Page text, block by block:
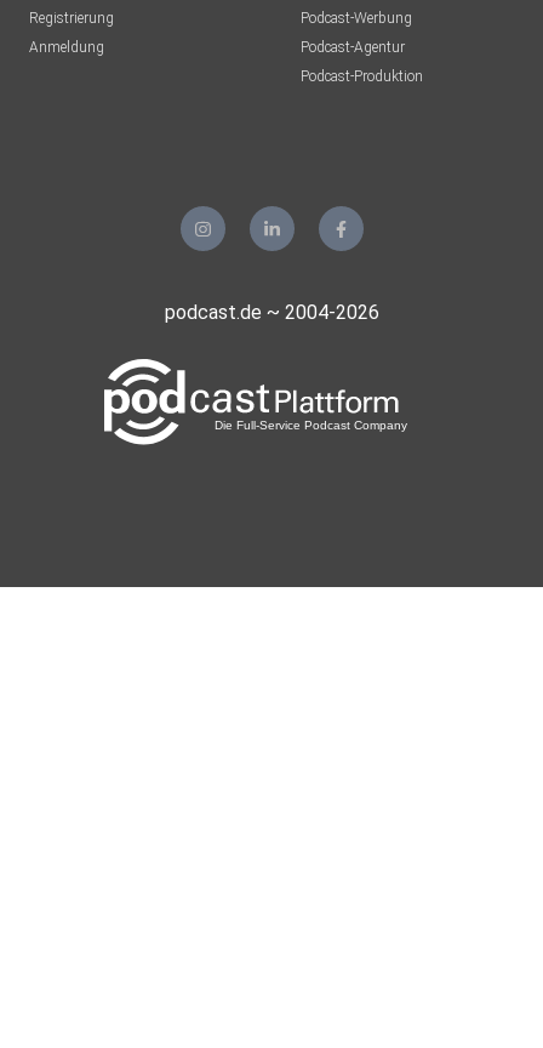
Registrierung
Anmeldung
Podcast-Werbung
Podcast-Agentur
Podcast-Produktion
podcast.de ~ 2004-2026